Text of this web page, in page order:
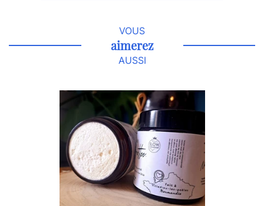
VOUS
aimerez
AUSSI